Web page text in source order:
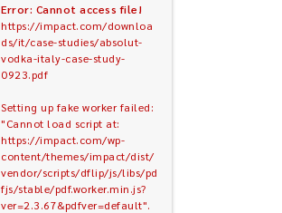
Error: Cannot access file!
https://impact.com/downloa
ds/it/case-studies/absolut-
vodka-italy-case-study-
0923.pdf
Setting up fake worker failed:
"Cannot load script at:
https://impact.com/wp-
content/themes/impact/dist/
vendor/scripts/dflip/js/libs/pd
fjs/stable/pdf.worker.min.js?
ver=2.3.67&pdfver=default".